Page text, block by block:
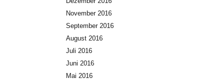
November 2016
September 2016
August 2016
Juli 2016
Juni 2016
Mai 2016